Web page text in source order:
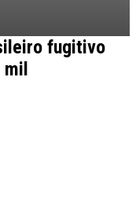
fugitivo